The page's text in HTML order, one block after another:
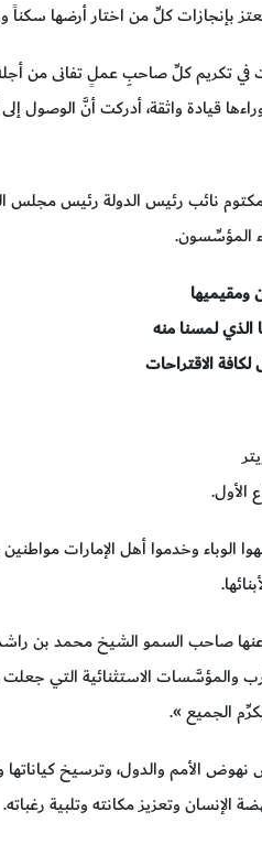
بإنجازات كلِّ من اختار أرضها سكناً
في تكريم كلِّ صاحبِ عملٍ تفانى من
قيادة واثقة، أدركت أنَّ الوصول
رئيس الدولة رئيس مجلس
المؤسِّسون.
ومقيميها
الذي لمسنا منه
الاقتراحات
الأول.
الوباء وخدموا أهل الإمارات
عنها صاحب السمو الشيخ محمد بن
الجميع ».
الأمم والدول، وترسيخ كياناتها
الإنسان وتعزيز مكانته وتلبية رغباته.